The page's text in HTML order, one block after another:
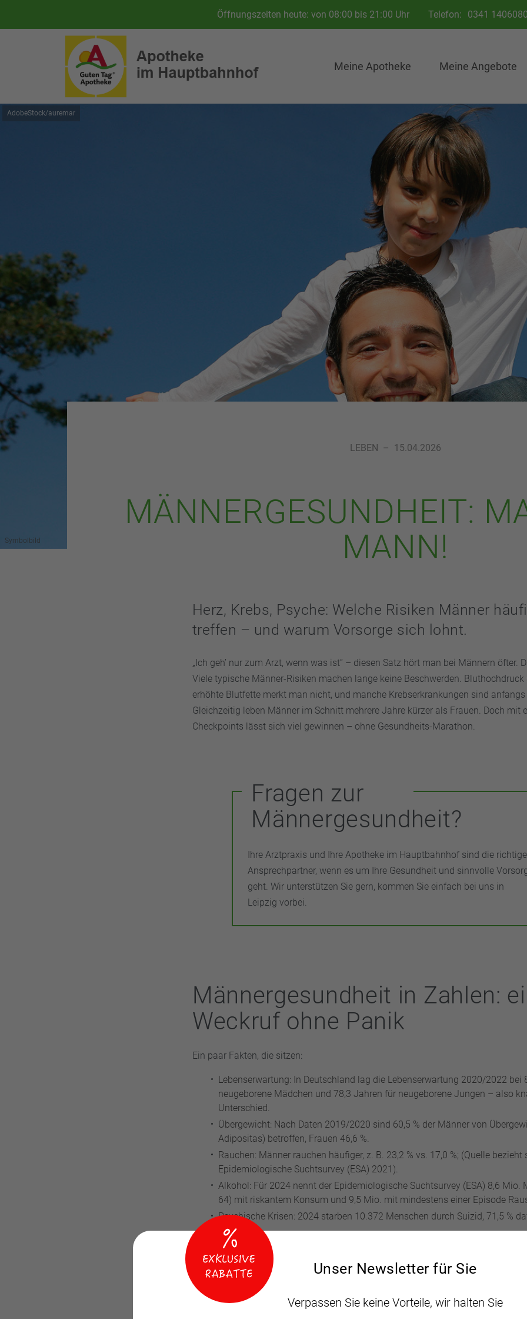
Öffnungszeiten heute: von 08:00 bis 21:00 Uhr Telefon: 0341 1406080
Meine Apotheke Meine Angebote
AdobeStock/auremar
Symbolbild
LEBEN – 15.04.2026
MÄNNERGESUNDHEIT:
MANN!
Herz, Krebs, Psyche: Welche Risiken Männer
treffen – und warum Vorsorge sich lohnt.
„Ich geh’ nur zum Arzt, wenn was ist“ – diesen Satz hört man bei Männern öfter.
Viele typische Männer-Risiken machen lange keine Beschwerden.
erhöhte Blutfette merkt man nicht, und manche Krebserkrankungen sind anfangs
Gleichzeitig leben Männer im Schnitt mehrere Jahre kürzer als Frauen. Doch mit
Checkpoints lässt sich viel gewinnen – ohne Gesundheits-Marathon.
Fragen zur
Männergesundheit?
Ihre Arztpraxis und Ihre Apotheke im Hauptbahnhof sind die
Ansprechpartner, wenn es um Ihre Gesundheit und sinnvolle
geht. Wir unterstützen Sie gern, kommen Sie einfach bei uns in
Leipzig vorbei.
Männergesundheit in Zahlen:
Weckruf ohne Panik
Ein paar Fakten, die sitzen:
Lebenserwartung: In Deutschland lag die Lebenserwartung 2020/2022 bei
neugeborene Mädchen und 78,3 Jahren für neugeborene Jungen – also
Unterschied.
Übergewicht: Nach Daten 2019/2020 sind 60,5 % der Männer von
Adipositas) betroffen, Frauen 46,6 %.
Rauchen: Männer rauchen häufiger, z. B. 23,2 % vs. 17,0 %; (Quelle bezieht
Epidemiologische Suchtsurvey (ESA) 2021).
Alkohol: Für 2024 nennt der Epidemiologische Suchtsurvey (ESA) 8,6 Mio.
64) mit riskantem Konsum und 9,5 Mio. mit mindestens einer Episode
Psychische Krisen: 2024 starben 10.372 Menschen durch Suizid, 71,5 %
Das ist kein „Männer sind halt so“-Thema. Es sind Risiken, die sich sehr oft durch
und Lebensstil-Schrauben beeinflussen lassen.
Unser Newsletter für Sie
Verpassen Sie keine Vorteile, wir halten Sie